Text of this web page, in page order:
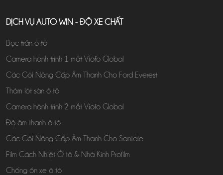
DỊCH VỤ AUTO WIN - ĐỘ XE CHẤT
Bọc trần ô tô
Camera hành trình 1 mắt Viofo Global
Các Gói Nâng Cấp Âm Thanh Cho Ford Everest
Thảm lót sàn ô tô
Camera hành trình 2 mắt Viofo Global
Độ âm thanh ô tô
Các Gói Nâng Cấp Âm Thanh Cho Santafe
Film Cách Nhiệt Ô tô & Nhà Kính Profilm
Chống ồn xe ô tô